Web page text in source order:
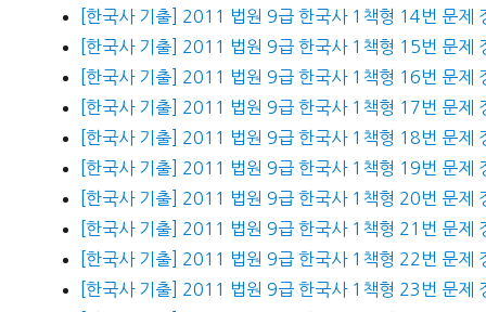
[한국사 기출] 2011 법원 9급 한국사 1책형 14번 문제
[한국사 기출] 2011 법원 9급 한국사 1책형 15번 문제
[한국사 기출] 2011 법원 9급 한국사 1책형 16번 문제
[한국사 기출] 2011 법원 9급 한국사 1책형 17번 문제
[한국사 기출] 2011 법원 9급 한국사 1책형 18번 문제
[한국사 기출] 2011 법원 9급 한국사 1책형 19번 문제
[한국사 기출] 2011 법원 9급 한국사 1책형 20번 문제
[한국사 기출] 2011 법원 9급 한국사 1책형 21번 문제
[한국사 기출] 2011 법원 9급 한국사 1책형 22번 문제
[한국사 기출] 2011 법원 9급 한국사 1책형 23번 문제